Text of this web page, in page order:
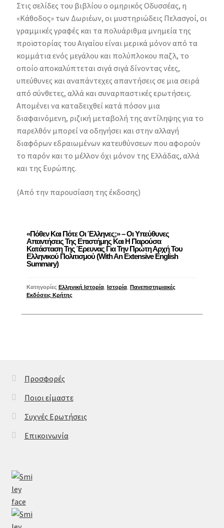
Στις σελίδες του βιβλίου ο ομηρικός Οδυσσέας, η
«Κάθοδος» των Δωριέων, οι μυστηριώδεις Πελασγοί, οι
γραμμικές γραφές και τα πολυάριθμα μνημεία της
προϊστορίας του Αιγαίου είναι μερικά μόνον από τα
κομμάτια ενός μεγάλου και πολύπλοκου παζλ, το
οποίο αποκαλύπτεται σιγά σιγά δίνοντας νέες,
υπεύθυνες και αναπάντεχες απαντήσεις σε μια σειρά
από σύνθετες, αλλά και συναρπαστικές ερωτήσεις.
Απομένει να καταδειχθεί κατά πόσον μια
διαφαινόμενη, ριζική μεταβολή της αντίληψης για το
παρελθόν μπορεί να οδηγήσει και στην αλλαγή
διαφόρων εδραιωμένων κατευθύνσεων που αφορούν
το παρόν και το μέλλον όχι μόνον της Ελλάδας, αλλά
και της Ευρώπης.
(Από την παρουσίαση της έκδοσης)
«Πόθεν Και Πότε Οι Έλληνες;» – Οι Υπεύθυνες
Απαντήσεις Της Επιστήμης Και Η Παρούσα
Κατάσταση Της Έρευνας Για Την Πρώτη Αρχή Του
Ελληνικού Πολιτισμού (with An Extensive English
Summary)
Κατηγορίες Ελληνική Ιστορία, Ιστορία, Πανεπιστημιακές
Εκδόσεις Κρήτης
Προσφορές
Ποιοι είμαστε
Συχνές Ερωτήσεις
Επικοινωνία